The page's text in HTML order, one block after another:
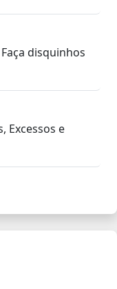
disquinhos
Excessos e